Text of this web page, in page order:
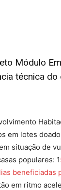
Módulo
técnica do
em lotes
situação de
populares: 1
beneficiadas
em ritmo